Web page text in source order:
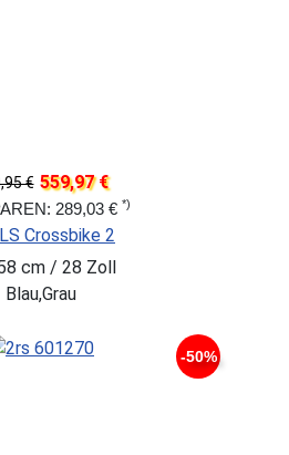
€ 559,97 €
289,03 € *)
Crossbike 2
cm / 28 Zoll
Blau,Grau
-50%